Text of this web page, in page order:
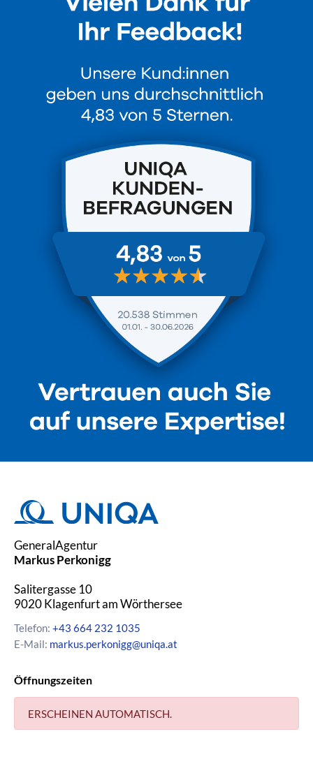
GeneralAgentur
Markus Perkonigg
Salitergasse 10
9020Klagenfurt am Wörthersee
Telefon: +43 664 232 1035
E-Mail: markus.perkonigg@uniqa.at
Öffnungszeiten
ERSCHEINEN AUTOMATISCH.